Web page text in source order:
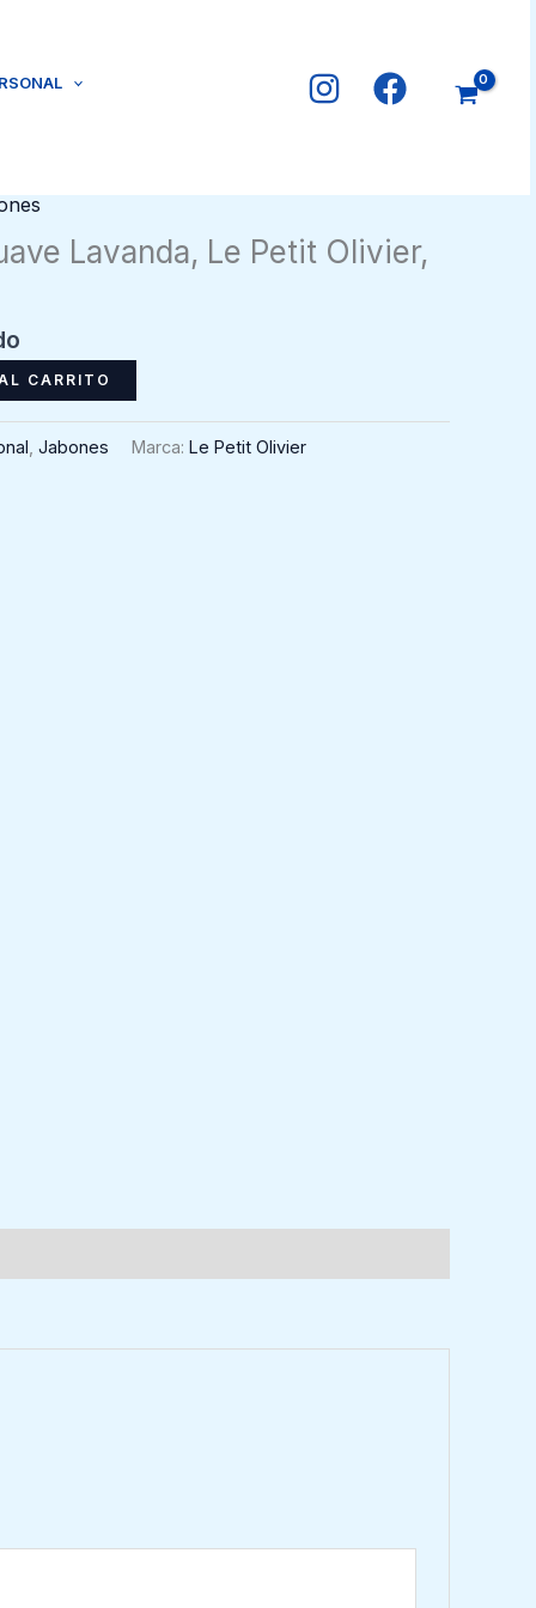
Lavanda, Le Petit Olivier,
CARRITO
Jabones Marca: Le Petit Olivier